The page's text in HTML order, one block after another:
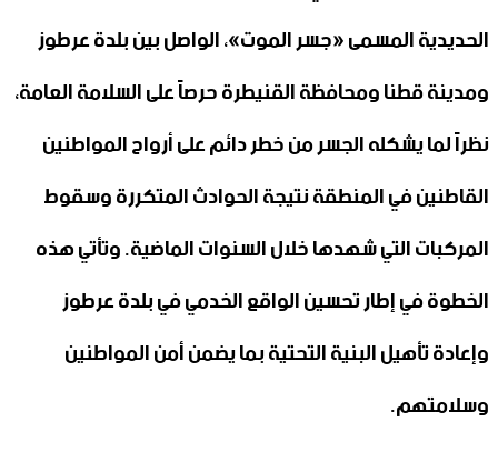
الحديدية المسمى «جسر الموت»، الواصل بين بلدة عرطوز
ومدينة قطنا ومحافظة القنيطرة حرصاً على السلامة العامة،
نظراً لما يشكله الجسر من خطر دائم على أرواح المواطنين
القاطنين في المنطقة نتيجة الحوادث المتكررة وسقوط
المركبات التي شهدها خلال السنوات الماضية. وتأتي هذه
الخطوة في إطار تحسين الواقع الخدمي في بلدة عرطوز
وإعادة تأهيل البنية التحتية بما يضمن أمن المواطنين
وسلامتهم.